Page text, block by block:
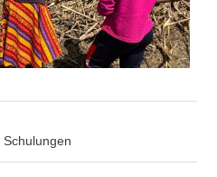
Schulungen